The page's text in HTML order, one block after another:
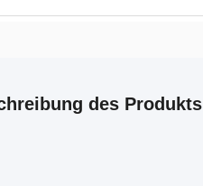
des Produkts